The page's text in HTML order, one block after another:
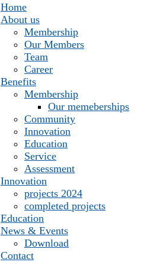
Home
About us
Membership
Our Members
Team
Career
Benefits
Membership
Our memeberships
Community
Innovation
Education
Service
Assessment
Innovation
projects 2024
completed projects
Education
News & Events
Download
Contact